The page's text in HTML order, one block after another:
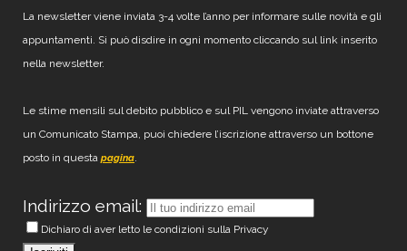
La newsletter viene inviata 3-4 volte l’anno per informare sulle novità e gli
appuntamenti. Si può disdire in ogni momento cliccando sul link inserito
nella newsletter.
Le stime mensili sul debito pubblico e sul PIL vengono inviate attraverso
un Comunicato Stampa, puoi chiedere l’iscrizione attraverso un bottone
posto in questa pagina.
Indirizzo email:
Dichiaro di aver letto le condizioni sulla Privacy